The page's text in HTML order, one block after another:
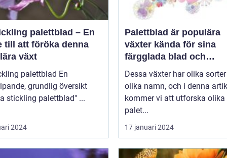
palettblad – En
till att föröka denna
växt
palettblad En
grundlig översikt
över "ta stickling palettblad" ...
2024
Palettblad är populära
växter kända för sina
färgglada blad och
dekorativa utseende
Dessa växter har olika
olika namn, och i denna
kommer vi att utforska olika
palet...
17 januari 2024